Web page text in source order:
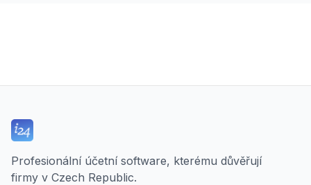
Profesionální účetní software, kterému důvěřují
firmy v Czech Republic.